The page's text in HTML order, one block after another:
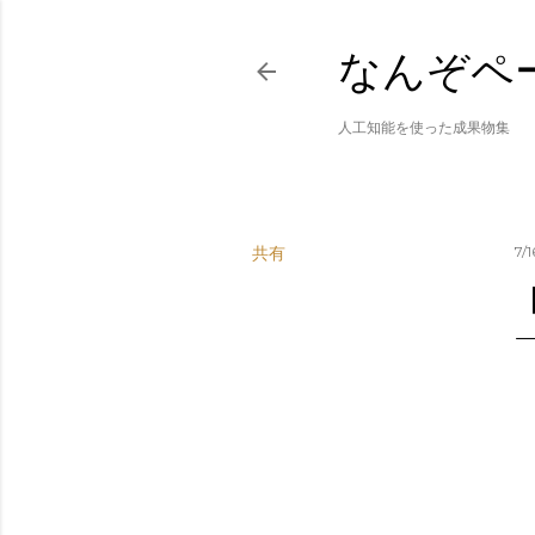
なんぞペ
人工知能を使った成果物集
共有 7/